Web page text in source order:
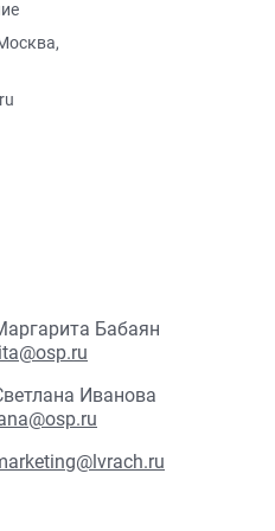
Бабаян
Иванова